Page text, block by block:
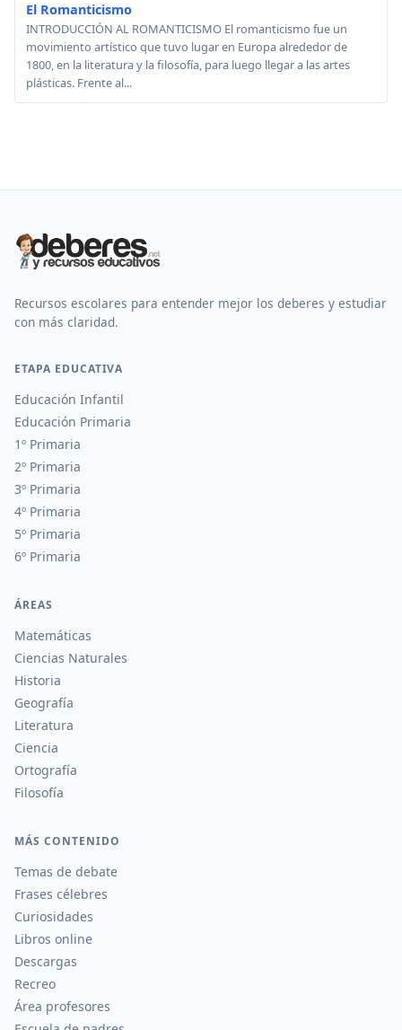
El Romanticismo
INTRODUCCIÓN AL ROMANTICISMO El romanticismo fue un
movimiento artístico que tuvo lugar en Europa alrededor de
1800, en la literatura y la filosofía, para luego llegar a las artes
plásticas. Frente al...
Recursos escolares para entender mejor los deberes y estudiar
con más claridad.
ETAPA EDUCATIVA
Educación Infantil
Educación Primaria
1º Primaria
2º Primaria
3º Primaria
4º Primaria
5º Primaria
6º Primaria
ÁREAS
Matemáticas
Ciencias Naturales
Historia
Geografía
Literatura
Ciencia
Ortografía
Filosofía
MÁS CONTENIDO
Temas de debate
Frases célebres
Curiosidades
Libros online
Descargas
Recreo
Área profesores